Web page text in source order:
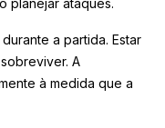
planejar ataques.
a partida. Estar
A
à medida que a